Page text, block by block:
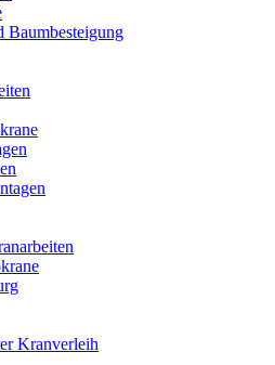
Baumbesteigung
Kranverleih